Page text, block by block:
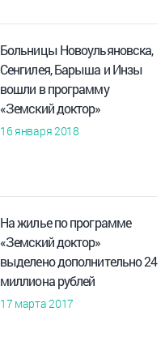
Больницы Новоульяновска,
Сенгилея, Барыша и Инзы
вошли в программу
«Земский доктор»
16 января 2018
На жилье по программе
«Земский доктор»
выделено дополнительно 24
миллиона рублей
17 марта 2017